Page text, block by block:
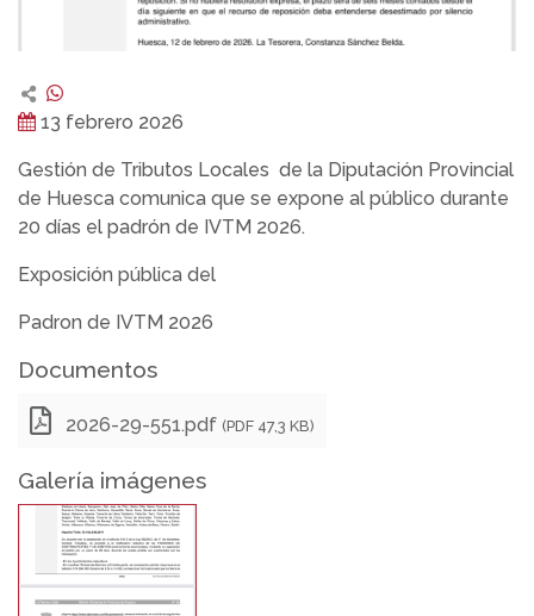
13 febrero 2026
Gestión de Tributos Locales de la Diputación Provincial
de Huesca comunica que se expone al público durante
20 días el padrón de IVTM 2026.
Exposición pública del
Padron de IVTM 2026
Documentos
2026-29-551.pdf (PDF 47,3 KB)
Galería imágenes